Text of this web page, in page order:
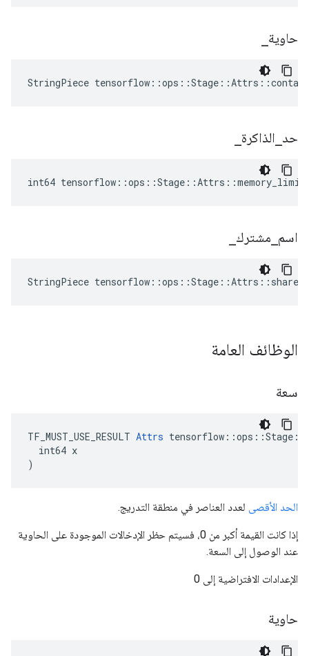
حاوية
StringPiece
حد الذاكرة
int64
اسم مشترك
StringPiece
الوظائف العامة
سعة
TF_MUST_USE_RESULT Attrs
  int64 x
)
الحد الأقصى لعدد العناصر في منطقة التدريج.
إذا كانت القيمة أكبر من 0، فسيتم حظر الإدخالات الموجودة على الحاوية
عند الوصول إلى السعة.
الإعدادات الافتراضية إلى 0
حاوية